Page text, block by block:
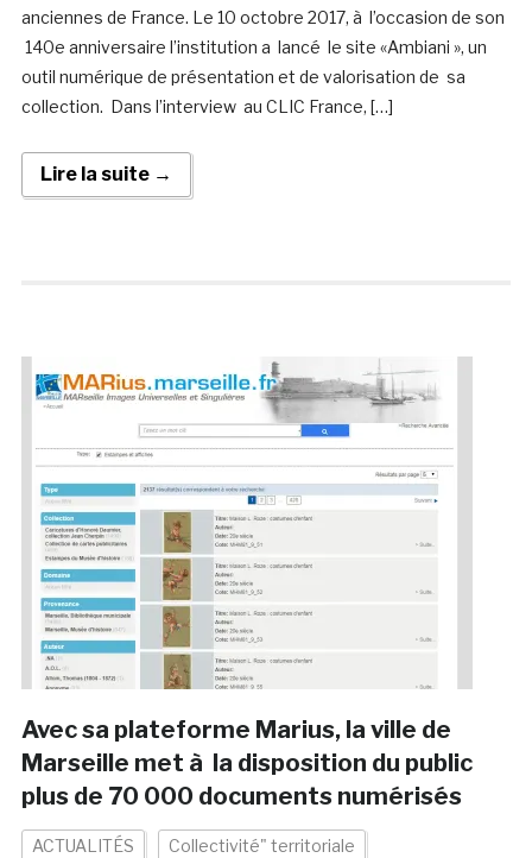
anciennes de France. Le 10 octobre 2017, à l’occasion de son
140e anniversaire l’institution a lancé le site «Ambiani », un
outil numérique de présentation et de valorisation de sa
collection. Dans l’interview au CLIC France, […]
Lire la suite →
Avec sa plateforme Marius, la ville de
Marseille met à la disposition du public
plus de 70 000 documents numérisés
ACTUALITÉS Collectivité" territoriale